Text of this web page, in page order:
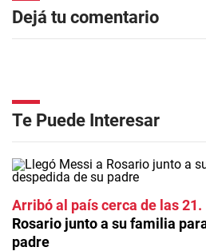
Dejá tu comentario
Te Puede Interesar
Arribó al país cerca de las 21
Rosario junto a su familia
padre